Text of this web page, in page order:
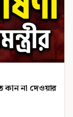
কান না দেওয়ার